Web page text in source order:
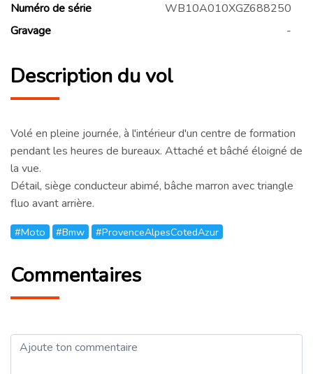
Numéro de série
WB10A010XGZ688250
Gravage
-
Description du vol
Volé en pleine journée, à l'intérieur d'un centre de formation
pendant les heures de bureaux. Attaché et bâché éloigné de
la vue.
Détail, siège conducteur abimé, bâche marron avec triangle
fluo avant arrière.
#Moto #Bmw #ProvenceAlpesCotedAzur
Commentaires